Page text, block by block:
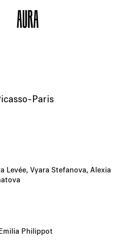
Paris
Levée, Vyara Stefanova, Alexia
Philippot